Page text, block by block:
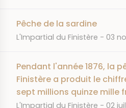
Pêche de la sardine
JOURNAL
L'Impartial du Finistère DATE
03
Pendant l'année 1876, la
Finistère a produit le
sept millions quinze mille
JOURNAL
L'Impartial du Finistère DATE
02